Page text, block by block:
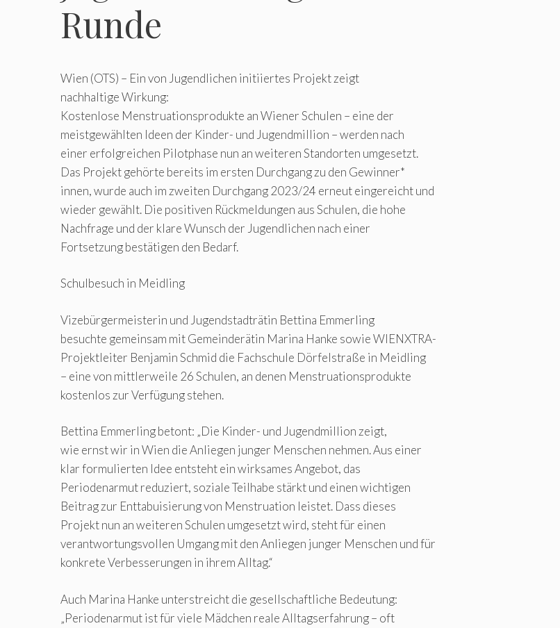
Runde
Wien (OTS) – Ein von Jugendlichen initiiertes Projekt zeigt
nachhaltige Wirkung:
Kostenlose Menstruationsprodukte an Wiener Schulen – eine der
meistgewählten Ideen der Kinder- und Jugendmillion – werden nach
einer erfolgreichen Pilotphase nun an weiteren Standorten umgesetzt.
Das Projekt gehörte bereits im ersten Durchgang zu den Gewinner*
innen, wurde auch im zweiten Durchgang 2023/24 erneut eingereicht und
wieder gewählt. Die positiven Rückmeldungen aus Schulen, die hohe
Nachfrage und der klare Wunsch der Jugendlichen nach einer
Fortsetzung bestätigen den Bedarf.
Schulbesuch in Meidling
Vizebürgermeisterin und Jugendstadträtin Bettina Emmerling
besuchte gemeinsam mit Gemeinderätin Marina Hanke sowie WIENXTRA-
Projektleiter Benjamin Schmid die Fachschule Dörfelstraße in Meidling
– eine von mittlerweile 26 Schulen, an denen Menstruationsprodukte
kostenlos zur Verfügung stehen.
Bettina Emmerling betont: „Die Kinder- und Jugendmillion zeigt,
wie ernst wir in Wien die Anliegen junger Menschen nehmen. Aus einer
klar formulierten Idee entsteht ein wirksames Angebot, das
Periodenarmut reduziert, soziale Teilhabe stärkt und einen wichtigen
Beitrag zur Enttabuisierung von Menstruation leistet. Dass dieses
Projekt nun an weiteren Schulen umgesetzt wird, steht für einen
verantwortungsvollen Umgang mit den Anliegen junger Menschen und für
konkrete Verbesserungen in ihrem Alltag.“
Auch Marina Hanke unterstreicht die gesellschaftliche Bedeutung:
„Periodenarmut ist für viele Mädchen reale Alltagserfahrung – oft